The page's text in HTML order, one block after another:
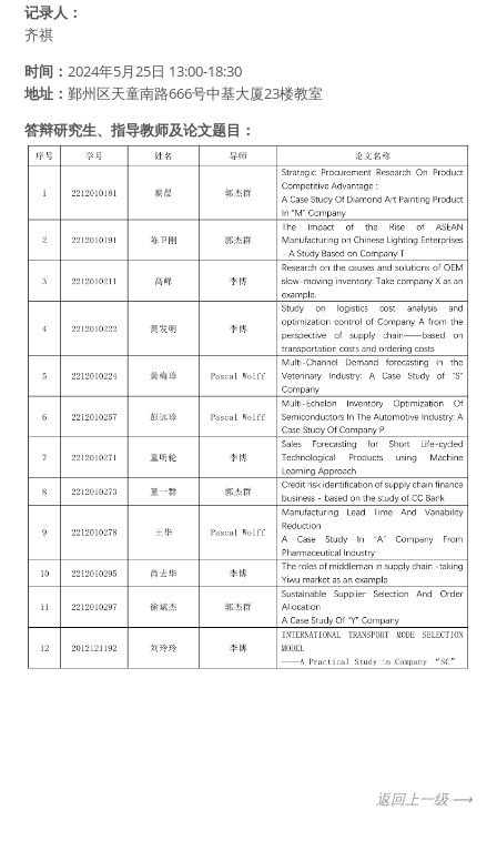
记录人：
齐祺
时间： 2024年5月25日 13:00-18:30
地址：鄞州区天童南路666号中基大厦23楼教室
答辩研究生、指导教师及论文题目：
返回上一级